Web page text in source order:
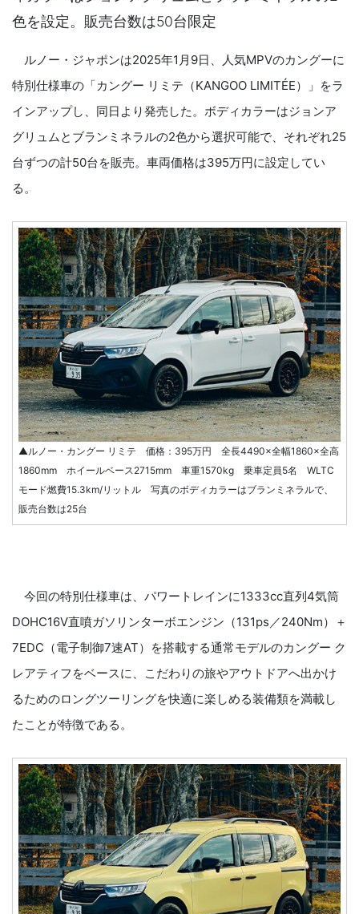
色を設定。販売台数は50台限定
ルノー・ジャポンは2025年1月9日、人気MPVのカングーに
特別仕様車の「カングー リミテ（KANGOO LIMITÉE）」をラ
インアップし、同日より発売した。ボディカラーはジョンア
グリュムとブランミネラルの2色から選択可能で、それぞれ25
台ずつの計50台を販売。車両価格は395万円に設定してい
る。
▲ルノー・カングー リミテ 価格：395万円 全長4490×全幅1860×全高
1860mm ホイールベース2715mm 車重1570kg 乗車定員5名 WLTC
モード燃費15.3km/リットル 写真のボディカラーはブランミネラルで、
販売台数は25台
今回の特別仕様車は、パワートレインに1333cc直列4気筒
DOHC16V直噴ガソリンターボエンジン（131ps／240Nm）＋
7EDC（電子制御7速AT）を搭載する通常モデルのカングー ク
レアティフをベースに、こだわりの旅やアウトドアへ出かけ
るためのロングツーリングを快適に楽しめる装備類を満載し
たことが特徴である。